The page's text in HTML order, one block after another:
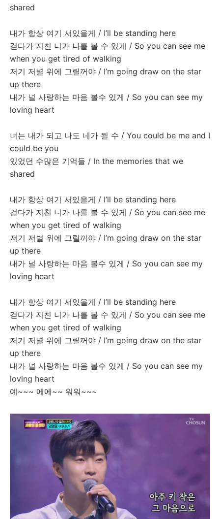
shared
내가 항상 여기 서있을게 / I’ll be standing here
걷다가 지친 니가 나를 볼 수 있게 / So you can see me
when you get tired of walking
저기 저별 위에 그릴꺼야 / I’m going draw on the star
up there
내가 널 사랑하는 마음 볼수 있게 / So you can see my
loving heart
너는 내가 되고 나도 네가 될 수 / You could be me and I
could be you
있었던 수많은 기억들 / In the memories that we
shared
내가 항상 여기 서있을게 / I’ll be standing here
걷다가 지친 니가 나를 볼 수 있게 / So you can see me
when you get tired of walking
저기 저별 위에 그릴꺼야 / I’m going draw on the star
up there
내가 널 사랑하는 마음 볼수 있게 / So you can see my
loving heart
내가 항상 여기 서있을게 / I’ll be standing here
걷다가 지친 니가 나를 볼 수 있게 / So you can see me
when you get tired of walking
저기 저별 위에 그릴꺼야 / I’m going draw on the star
up there
내가 널 사랑하는 마음 볼수 있게 / So you can see my
loving heart
예~~~ 에에~~ 워워~~~